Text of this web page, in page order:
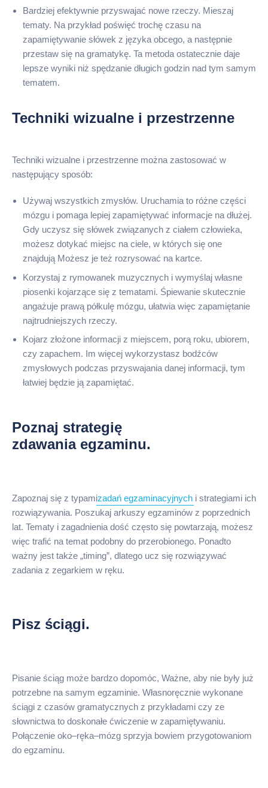
Bardziej efektywnie przyswajać nowe rzeczy. Mieszaj
tematy. Na przykład poświęć trochę czasu na
zapamiętywanie słówek z języka obcego, a następnie
przestaw się na gramatykę. Ta metoda ostatecznie daje
lepsze wyniki niż spędzanie długich godzin nad tym samym
tematem.
Techniki wizualne i przestrzenne
Techniki wizualne i przestrzenne można zastosować w
następujący sposób:
Używaj wszystkich zmysłów. Uruchamia to różne części
mózgu i pomaga lepiej zapamiętywać informacje na dłużej.
Gdy uczysz się słówek związanych z ciałem człowieka,
możesz dotykać miejsc na ciele, w których się one
znajdują Możesz je też rozrysować na kartce.
Korzystaj z rymowanek muzycznych i wymyślaj własne
piosenki kojarzące się z tematami. Śpiewanie skutecznie
angażuje prawą półkulę mózgu, ułatwia więc zapamiętanie
najtrudniejszych rzeczy.
Kojarz złożone informacji z miejscem, porą roku, ubiorem,
czy zapachem. Im więcej wykorzystasz bodźców
zmysłowych podczas przyswajania danej informacji, tym
łatwiej będzie ją zapamiętać.
Poznaj strategię
zdawania egzaminu.
Zapoznaj się z typamizadań egzaminacyjnych i strategiami ich
rozwiązywania. Poszukaj arkuszy egzaminów z poprzednich
lat. Tematy i zagadnienia dość często się powtarzają, możesz
więc trafić na temat podobny do przerobionego. Ponadto
ważny jest także „timing”, dlatego ucz się rozwiązywać
zadania z zegarkiem w ręku.
Pisz ściągi.
Pisanie ściąg może bardzo dopomóc, Ważne, aby nie były już
potrzebne na samym egzaminie. Własnoręcznie wykonane
ściągi z czasów gramatycznych z przykładami czy ze
słownictwa to doskonałe ćwiczenie w zapamiętywaniu.
Połączenie oko–ręka–mózg sprzyja bowiem przygotowaniom
do egzaminu.